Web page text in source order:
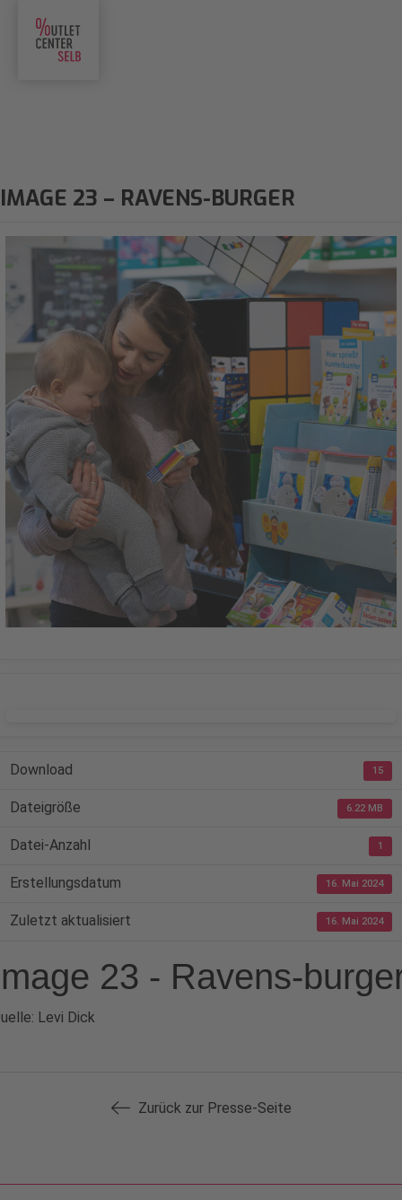
IMAGE 23 – RAVENS-BURGER
Download 15
Dateigröße 6.22 MB
Datei-Anzahl 1
Erstellungsdatum 16. Mai 2024
Zuletzt aktualisiert 16. Mai 2024
23 - Ravens-
Levi Dick
Zurück zur Presse-Seite